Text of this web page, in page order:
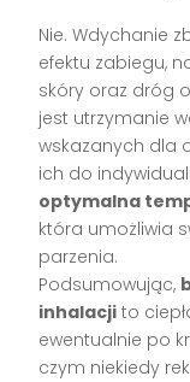
Nie. Wdychanie
efektu zabiegu,
skóry oraz dróg
jest utrzymanie
wskazanych dla
ich do
optymalna
która umożliwia
parzenia.
Podsumowując,
inhalacji to
ewentualnie po
czym niekiedy